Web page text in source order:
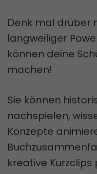
Denk mal drüber
langweiliger
können deine
machen!
Sie können
nachspielen,
Konzepte
kreative